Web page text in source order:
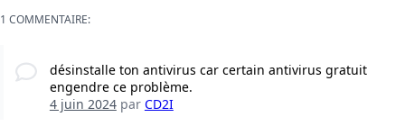
1 COMMENTAIRE:
désinstalle ton antivirus car certain antivirus gratuit
engendre ce problème.
4 juin 2024par CD2I